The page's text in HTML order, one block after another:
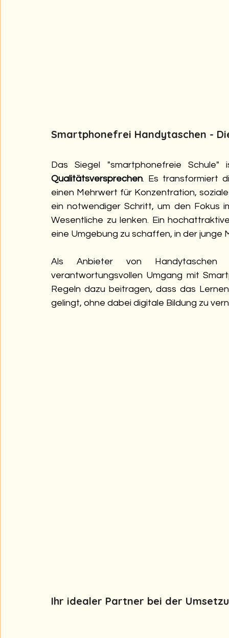
Smartphonefrei Handytaschen -
Qualitätsversprechen. Es transformiert
einen Mehrwert für Konzentration,
ein notwendiger Schritt, um den Fokus
Wesentliche zu lenken. Ein
eine Umgebung zu schaffen, in der junge
Als Anbieter von Handytaschen
verantwortungsvollen Umgang mit
Regeln dazu beitragen, dass das
gelingt, ohne dabei digitale Bildung zu
Ihr idealer Partner bei der